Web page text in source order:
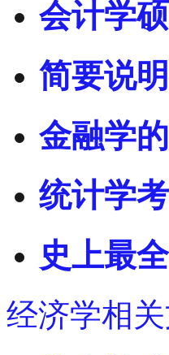
会计学
简要说
金融学
统计学
史上最
经济学相